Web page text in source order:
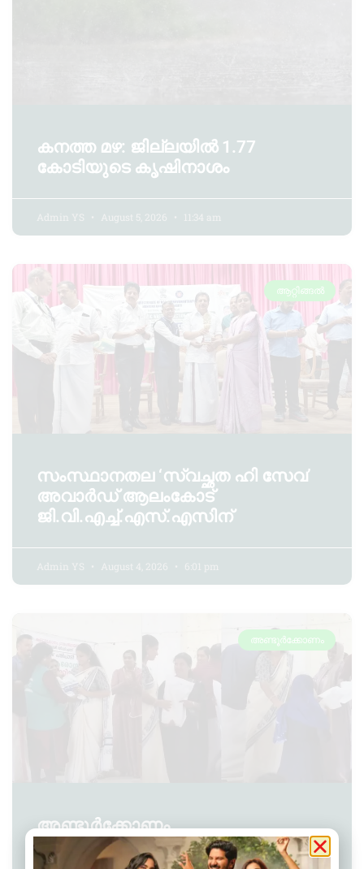
കനത്ത മഴ: ജില്ലയിൽ 1.77
കോടിയുടെ കൃഷിനാശം
Admin YS August 5, 2026 11:34 am
ആറ്റിങ്ങൽ
സംസ്ഥാനതല ‘സ്വച്ഛത ഹി സേവ’
അവാർഡ് ആലംകോട്
ജി.വി.എച്ച്.എസ്.എസിന്
Admin YS August 4, 2026 6:01 pm
അണ്ടൂർക്കോണം
അണ്ടൂർക്കോണം
ഗ്രാമപഞ്ചായത്തിൽ ഹരിത